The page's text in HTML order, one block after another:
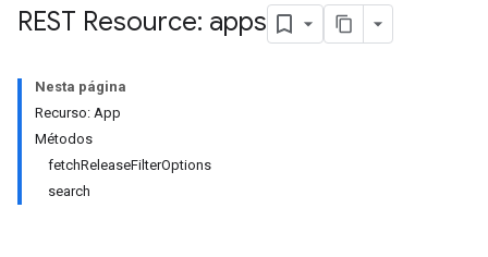
REST Resource: apps
Nesta página
Recurso: App
Métodos
fetchReleaseFilterOptions
search